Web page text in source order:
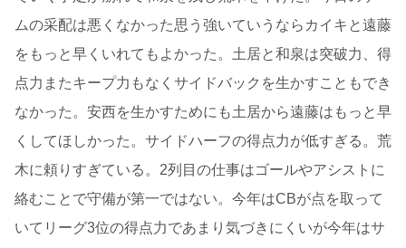
ムの采配は悪くなかった思う強いていうならカイキと遠藤
をもっと早くいれてもよかった。土居と和泉は突破力、得
点力またキープ力もなくサイドバックを生かすこともでき
なかった。安西を生かすためにも土居から遠藤はもっと早
くしてほしかった。サイドハーフの得点力が低すぎる。荒
木に頼りすぎている。2列目の仕事はゴールやアシストに
絡むことで守備が第一ではない。今年はCBが点を取って
いてリーグ3位の得点力であまり気づきにくいが今年はサ